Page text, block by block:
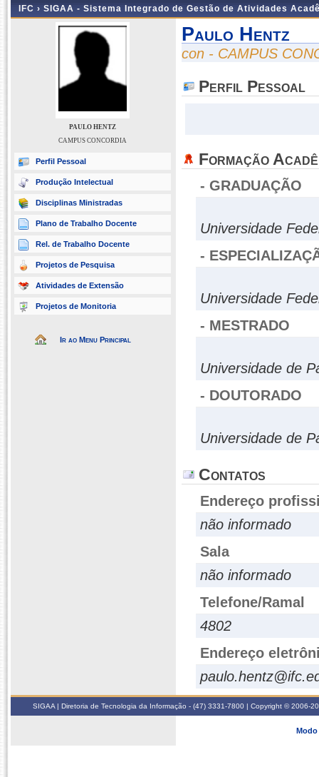
IFC › SIGAA - Sistema Integrado de Gestão de Atividades
PAULO HENTZ
CAMPUS CONCORDIA
Perfil Pessoal
Produção Intelectual
Disciplinas Ministradas
Plano de Trabalho Docente
Rel. de Trabalho Docente
Projetos de Pesquisa
Atividades de Extensão
Projetos de Monitoria
Ir ao Menu Principal
Paulo Hentz
con - CAMPUS
Perfil Pessoal
Formação
- GRADUAÇÃO
Universidade
-
Universidade
- MESTRADO
Universidade de
- DOUTORADO
Universidade de
Contatos
Endereço
não informado
Sala
não informado
Telefone/Ramal
4802
Endereço
SIGAA | Diretoria de Tecnologia da Informação - (47) 3331-7800 | Copyright © 2006-
Modo